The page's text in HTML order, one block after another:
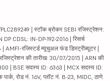
| स्टॉक ब्रोकर SEBI रजिस्ट्रेशन:
CDSL: IN-DP-192-2016 | रिसर्च
रजिस्टर्ड म्यूचुअल फंड डिस्ट्रीब्यूटर |
की तारीख: 30/07/2015 | ARN की
| BSE सदस्य ID: 6363 | MCX सदस्य ID:
रोड नं. 16V, प्लॉट नं. B-23, MIDC, ठाणे